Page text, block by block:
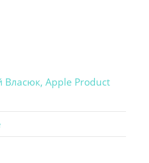
Apple Product